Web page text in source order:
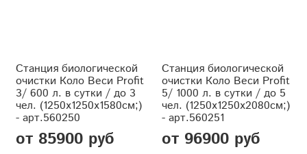
Станция биологической
очистки Коло Веси Profit
3/ 600 л. в сутки / до 3
чел. (1250x1250x1580см;)
- арт.560250
от 85900 руб
Станция биологической
очистки Коло Веси Profit
5/ 1000 л. в сутки / до 5
чел. (1250x1250x2080см;)
- арт.560251
от 96900 руб